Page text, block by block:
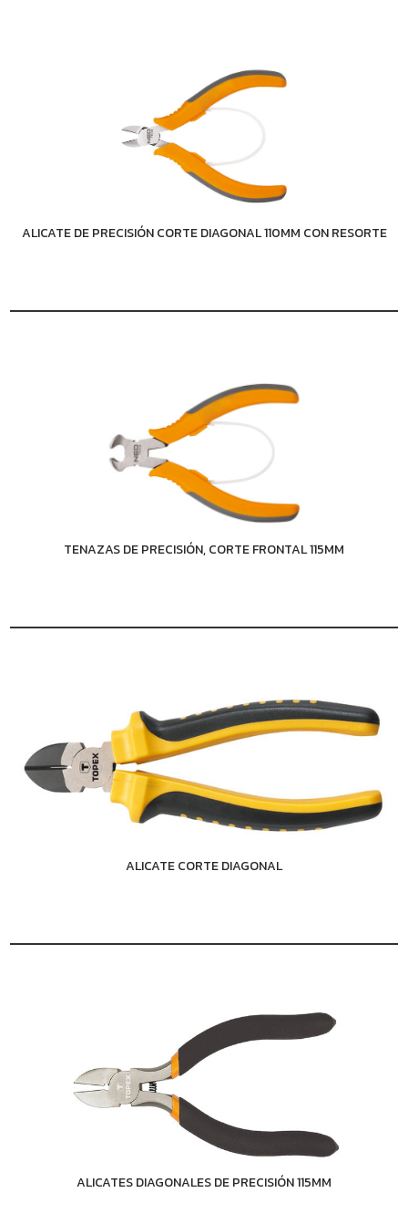
ALICATE DE PRECISIÓN CORTE DIAGONAL 110MM CON RESORTE
TENAZAS DE PRECISIÓN, CORTE FRONTAL 115MM
ALICATE CORTE DIAGONAL
ALICATES DIAGONALES DE PRECISIÓN 115MM